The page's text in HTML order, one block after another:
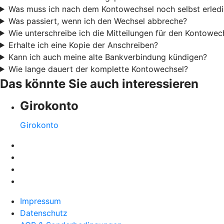
Was muss ich nach dem Kontowechsel noch selbst
Was passiert, wenn ich den Wechsel abbreche?
Wie unterschreibe ich die Mitteilungen für den
Erhalte ich eine Kopie der Anschreiben?
Kann ich auch meine alte Bankverbindung kündigen?
Wie lange dauert der komplette Kontowechsel?
Das könnte Sie auch interessieren
Girokonto
Girokonto
Impressum
Datenschutz